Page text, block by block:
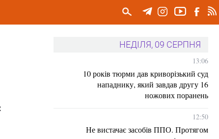
НЕДІЛЯ, 09 СЕРПНЯ
13:06
10 років тюрми дав криворізький суд
нападнику, який завдав другу 16
ножових поранень
12:50
Не вистачає засобів ППО. Протягом